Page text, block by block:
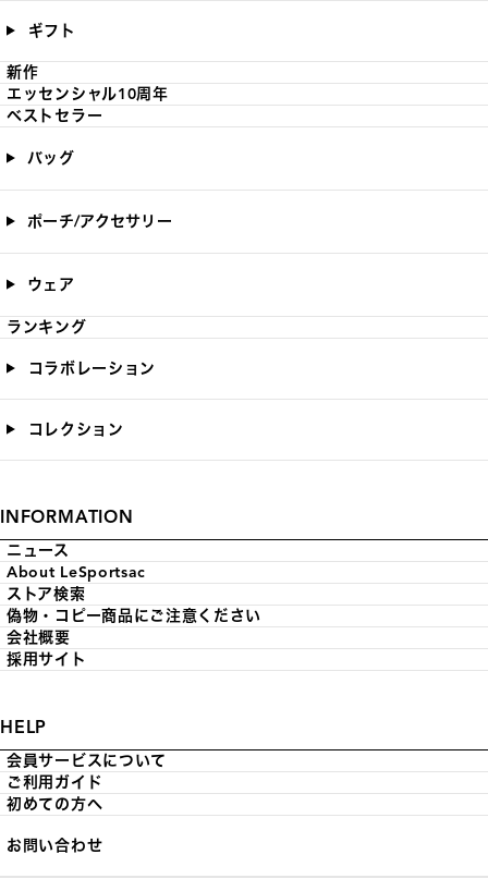
ギフト
新作
エッセンシャル10周年
ベストセラー
バッグ
ポーチ/アクセサリー
ウェア
ランキング
コラボレーション
コレクション
INFORMATION
ニュース
About LeSportsac
ストア検索
偽物・コピー商品にご注意ください
会社概要
採用サイト
HELP
会員サービスについて
ご利用ガイド
初めての方へ
お問い合わせ